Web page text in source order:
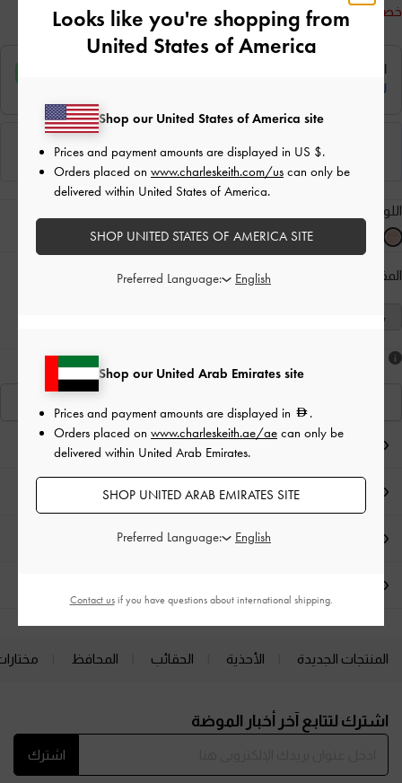
خصم 50%
اللون:
المقاس: دليل المقاسات
35
ملاحظات المحرر
تفاصيل المنتج وتعليمات العناية
العروض الحصرية
المنتجات الجديدة الأحذية الحقائب المحافظ
اشترك لتتابع آخر أخبار الموضة
اشترك
Looks like you're shopping from
United States of America
Shop our United Arab Emirates site
Prices and payment amounts are displayed in
.
Orders placed on www.charleskeith.ae/ae can only be
delivered within United Arab Emirates.
SHOP UNITED ARAB EMIRATES SITE
Preferred Language:
Shop our United States of America site
Prices and payment amounts are displayed in US $.
Orders placed on www.charleskeith.com/us can only be
delivered within United States of America.
SHOP UNITED STATES OF AMERICA SITE
Preferred Language:
Contact usif you have questions about international shipping.